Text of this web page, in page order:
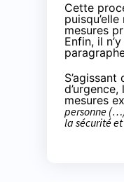
Cette
mesures
Enfin, il
d’urgence,
mesures
personne
la sécurité